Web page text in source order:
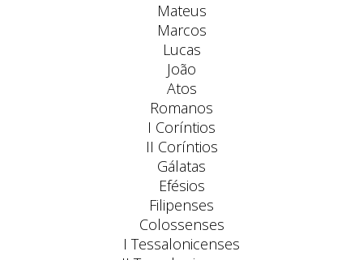
Mateus
Marcos
Lucas
João
Atos
Romanos
I Coríntios
II Coríntios
Gálatas
Efésios
Filipenses
Colossenses
I Tessalonicenses